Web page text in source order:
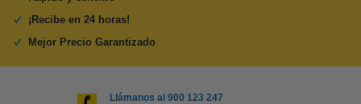
¡Recibe en 24 horas!
Mejor Precio Garantizado
Llámanos al 900 123 247